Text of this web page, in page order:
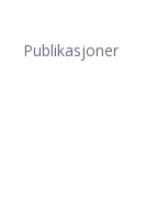
Publikasjoner